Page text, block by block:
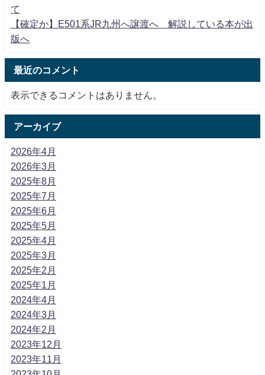
て
【確定か】E501系JR九州へ譲渡へ 解説している本が出
版へ
最近のコメント
表示できるコメントはありません。
アーカイブ
2026年4月
2026年3月
2025年8月
2025年7月
2025年6月
2025年5月
2025年4月
2025年3月
2025年2月
2025年1月
2024年4月
2024年3月
2024年2月
2023年12月
2023年11月